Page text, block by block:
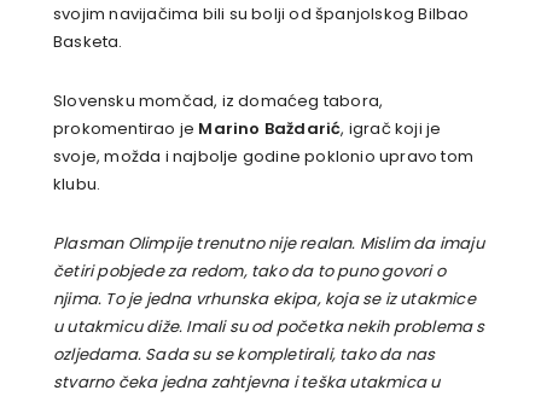
svojim navijačima bili su bolji od španjolskog Bilbao
Basketa.
Slovensku momčad, iz domaćeg tabora,
prokomentirao je Marino Baždarić, igrač koji je
svoje, možda i najbolje godine poklonio upravo tom
klubu.
Plasman Olimpije trenutno nije realan. Mislim da imaju
četiri pobjede za redom, tako da to puno govori o
njima. To je jedna vrhunska ekipa, koja se iz utakmice
u utakmicu diže. Imali su od početka nekih problema s
ozljedama. Sada su se kompletirali, tako da nas
stvarno čeka jedna zahtjevna i teška utakmica u